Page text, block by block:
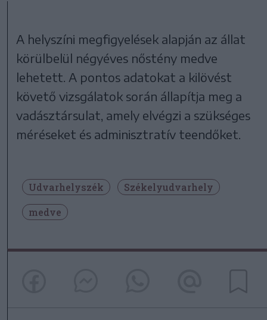
A helyszíni megfigyelések alapján az állat
körülbelül négyéves nőstény medve
lehetett. A pontos adatokat a kilövést
követő vizsgálatok során állapítja meg a
vadásztársulat, amely elvégzi a szükséges
méréseket és adminisztratív teendőket.
Udvarhelyszék
Székelyudvarhely
medve